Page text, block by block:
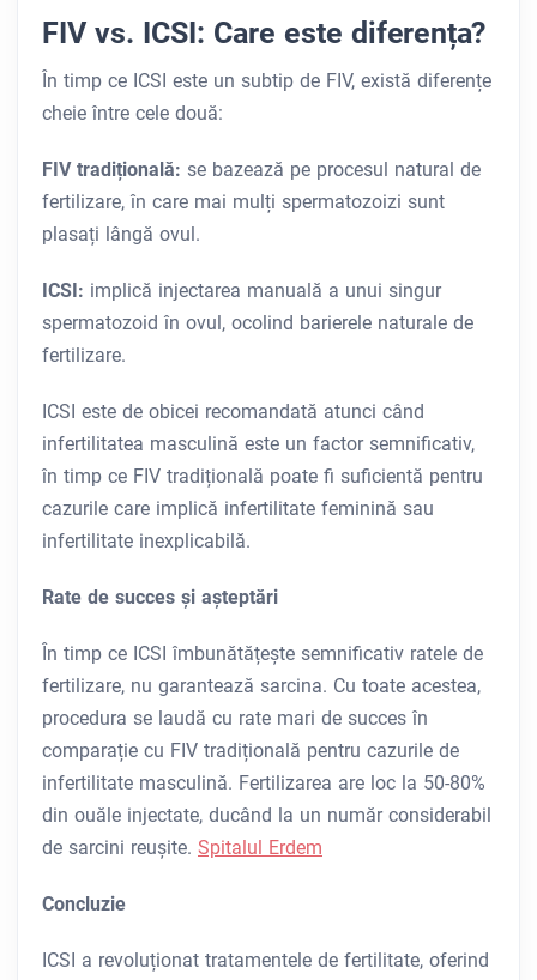
FIV vs. ICSI: Care este diferența?
În timp ce ICSI este un subtip de FIV, există diferențe
cheie între cele două:
FIV tradițională: se bazează pe procesul natural de
fertilizare, în care mai mulți spermatozoizi sunt
plasați lângă ovul.
ICSI: implică injectarea manuală a unui singur
spermatozoid în ovul, ocolind barierele naturale de
fertilizare.
ICSI este de obicei recomandată atunci când
infertilitatea masculină este un factor semnificativ,
în timp ce FIV tradițională poate fi suficientă pentru
cazurile care implică infertilitate feminină sau
infertilitate inexplicabilă.
Rate de succes și așteptări
În timp ce ICSI îmbunătățește semnificativ ratele de
fertilizare, nu garantează sarcina. Cu toate acestea,
procedura se laudă cu rate mari de succes în
comparație cu FIV tradițională pentru cazurile de
infertilitate masculină. Fertilizarea are loc la 50-80%
din ouăle injectate, ducând la un număr considerabil
de sarcini reușite. Spitalul Erdem
Concluzie
ICSI a revoluționat tratamentele de fertilitate, oferind